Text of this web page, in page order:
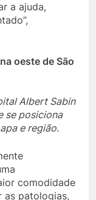
a ajuda,
oeste de São
Albert Sabin
se posiciona
e região.
comodidade
as patologias,